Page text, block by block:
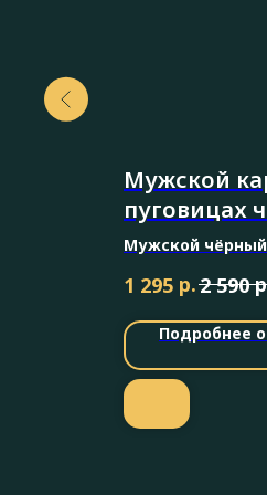
Мужской
пуговицах
Мужской
который легко
стиль.
1 295 р.2 590
Подробнее